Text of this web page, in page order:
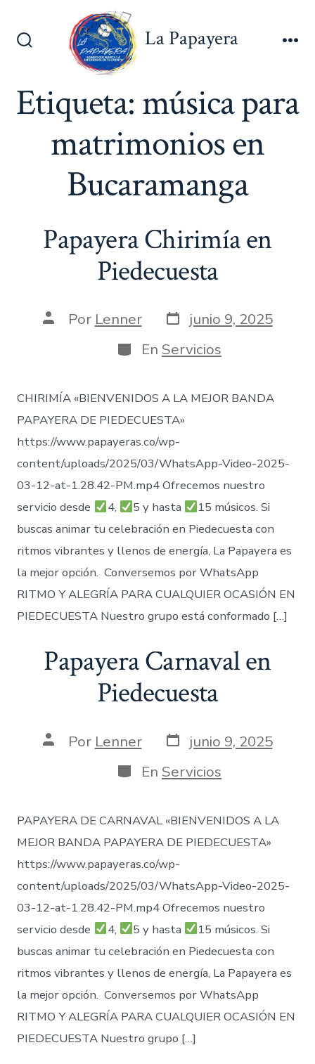
Alternar
La Papayera
Etiqueta:música para
matrimonios en
Bucaramanga
Papayera Chirimía en
Piedecuesta
AutorPor Lenner Fecha
de
publicación
junio 9, 2025
Categorías
En Servicios
CHIRIMÍA «BIENVENIDOS A LA MEJOR BANDA
PAPAYERA DE PIEDECUESTA»
https://www.papayeras.co/wp-
content/uploads/2025/03/WhatsApp-Video-2025-
03-12-at-1.28.42-PM.mp4 Ofrecemos nuestro
servicio desde
4, 5 y hasta
15 músicos. Si
buscas animar tu celebración en Piedecuesta con
ritmos vibrantes y llenos de energía, La Papayera es
la mejor opción. Conversemos por WhatsApp
RITMO Y ALEGRÍA PARA CUALQUIER OCASIÓN EN
PIEDECUESTA Nuestro grupo está conformado […]
Papayera Carnaval en
Piedecuesta
AutorPor Lenner Fecha
de
publicación
junio 9, 2025
Categorías
En Servicios
PAPAYERA DE CARNAVAL «BIENVENIDOS A LA
MEJOR BANDA PAPAYERA DE PIEDECUESTA»
https://www.papayeras.co/wp-
content/uploads/2025/03/WhatsApp-Video-2025-
03-12-at-1.28.42-PM.mp4 Ofrecemos nuestro
servicio desde
4, 5 y hasta
15 músicos. Si
buscas animar tu celebración en Piedecuesta con
ritmos vibrantes y llenos de energía, La Papayera es
la mejor opción. Conversemos por WhatsApp
RITMO Y ALEGRÍA PARA CUALQUIER OCASIÓN EN
PIEDECUESTA Nuestro grupo […]